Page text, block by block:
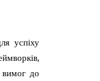
успіху
вимог до